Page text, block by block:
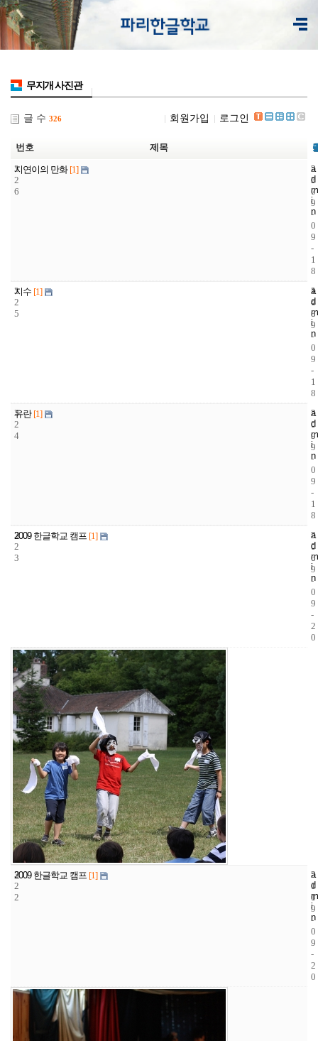
무지개 사진관
글 수 326 회원가입 로그인
번호 제목
3
2
6
지연이의 만화 [1]
a
d
m
i
n
2
3
7
2
0
0
9
-
0
9
-
1
8
3
2
5
지수 [1]
a
d
m
i
n
1
4
8
2
0
0
9
-
0
9
-
1
8
3
2
4
유란 [1]
a
d
m
i
n
2
0
9
2
0
0
9
-
0
9
-
1
8
3
2
3
2009 한글학교 캠프 [1]
a
d
m
i
n
2
0
6
2
0
0
9
-
0
9
-
2
0
3
2
2
2009 한글학교 캠프 [1]
a
d
m
i
n
2
1
1
2
0
0
9
-
0
9
-
2
0